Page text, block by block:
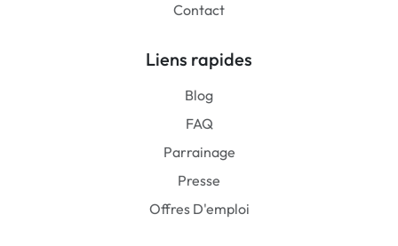
Contact
Liens rapides
Blog
FAQ
Parrainage
Presse
Offres D'emploi